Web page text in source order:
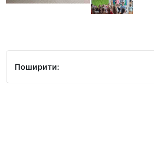
Поширити: